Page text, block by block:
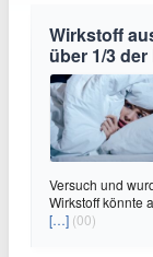
Wirkstoff
über 1/3
Versuch und
Wirkstoff könnte
[…] (00)